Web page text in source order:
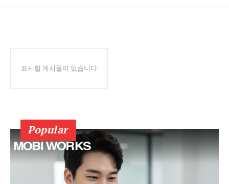
표시할 게시물이 없습니다
Popular